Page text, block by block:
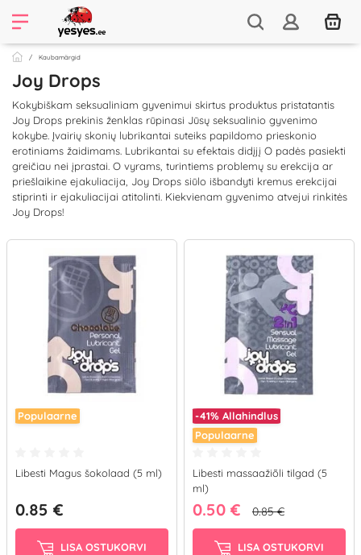
Kaubamärgid
Joy Drops
Kokybiškam seksualiniam gyvenimui skirtus produktus pristatantis
Joy Drops prekinis ženklas rūpinasi Jūsų seksualinio gyvenimo
kokybe. Įvairių skonių lubrikantai suteiks papildomo prieskonio
erotiniams žaidimams. Lubrikantai su efektais didįjį O padės pasiekti
greičiau nei įprastai. O vyrams, turintiems problemų su erekcija ar
priešlaikine ejakuliacija, Joy Drops siūlo išbandyti kremus erekcijai
stiprinti ir ejakuliacijai atitolinti. Kiekvienam gyvenimo atvejui rinkitės
Joy Drops!
Populaarne
Libesti Magus šokolaad (5 ml)
0.85 €
LISA OSTUKORVI
-41% Allahindlus
Populaarne
Libesti massaažiõli tilgad (5
ml)
0.50 € 0.85 €
LISA OSTUKORVI